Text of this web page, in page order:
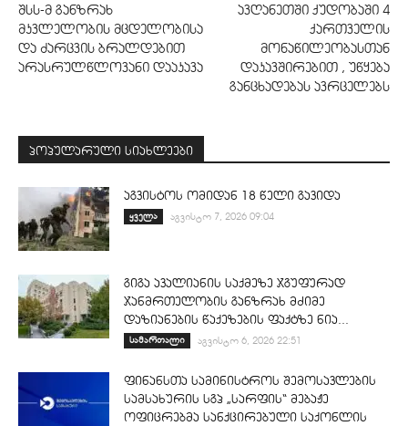
შსს-მ განზრახ
მკვლელობის მცდელობისა
და ძარცვის ბრალდებით
არასრულწლოვანი დააკავა
ავღანეთში ქუდობაში 4
ქართველის
მონაწილეობასთან
დაკავშირებით , უწყება
განცხადებას ავრცელებს
პოპულარული სიახლეები
აგვისტოს ომიდან 18 წელი გავიდა
ყველა აგვისტო 7, 2026 09:04
გიგა ავალიანის საქმეზე ჯგუფურად
ჯანმრთელობის განზრახ მძიმე
დაზიანების წაქეზების ფაქტზე ნია...
სამართალი აგვისტო 6, 2026 22:51
ფინანსთა სამინისტროს შემოსავლების
სამსახურის სგპ „სარფის“ მებაჟე
ოფიცრებმა სანქცირებული საქონლის